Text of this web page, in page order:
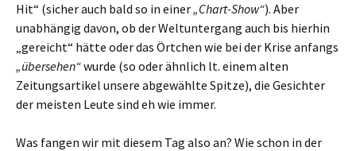
Hit“ (sicher auch bald so in einer„Chart-Show“). Aber
unabhängig davon, ob der Weltuntergang auch bis hierhin
„gereicht“ hätte oder das Örtchen wie bei der Krise anfangs
„übersehen“wurde (so oder ähnlich lt. einem alten
Zeitungsartikel unsere abgewählte Spitze), die Gesichter
der meisten Leute sind eh wie immer.
Was fangen wir mit diesem Tag also an? Wie schon in der